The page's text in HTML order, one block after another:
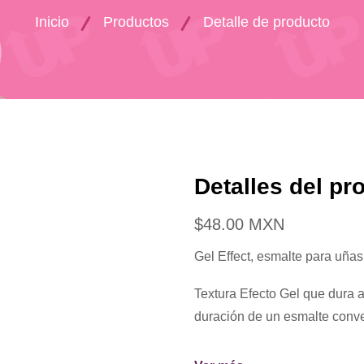
Inicio Productos Detalle de producto
Detalles del
$48.00 MXN
Gel Effect, esmalte para
Textura Efecto Gel que dura
duración de un esmalte